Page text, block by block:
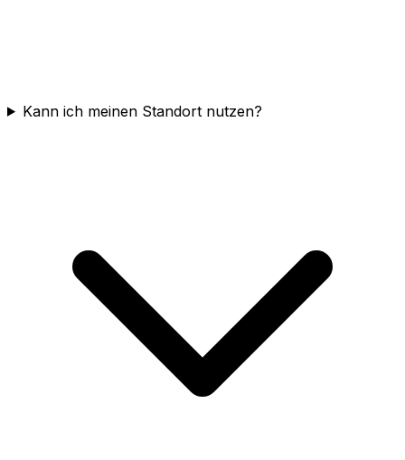
Kann ich meinen Standort nutzen?